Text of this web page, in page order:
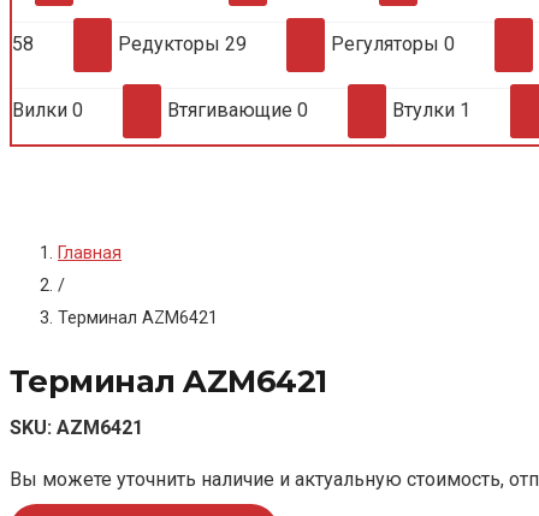
58 Редукторы 29 Регуляторы 0
Вилки 0 Втягивающие 0 Втулки 1
Главная
/
Терминал AZM6421
Терминал AZM6421
SKU: AZM6421
Вы можете уточнить наличие и актуальную стоимость,